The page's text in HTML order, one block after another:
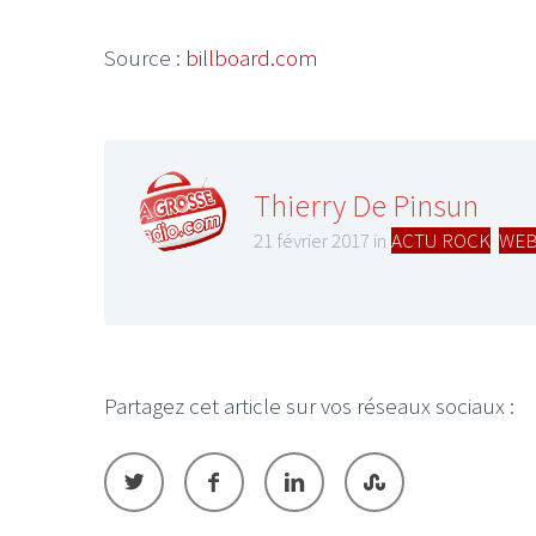
Source : billboard.com
Thierry De Pinsun
21 février 2017 in ACTU ROCK
Partagez cet article sur vos réseaux sociaux :